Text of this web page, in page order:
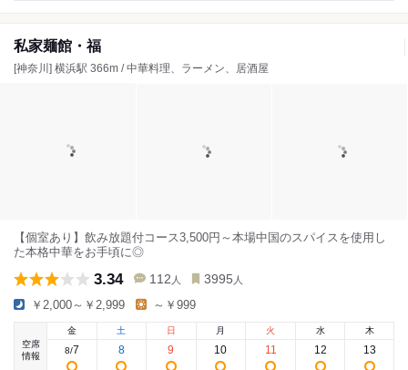
私家麺館・福
[神奈川] 横浜駅 366m / 中華料理、ラーメン、居酒屋
【個室あり】飲み放題付コース3,500円～本場中国のスパイスを使用し
た本格中華をお手頃に◎
3.34 112 人 3995 人
￥2,000～￥2,999 ～￥999
空席
情報
金
8/7
土
8
日
9
月
10
火
11
水
12
木
13